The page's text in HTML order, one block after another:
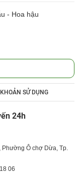
- Hoa hậu
SỬ DỤNG
24h
Ô chợ Dừa, Tp.
06